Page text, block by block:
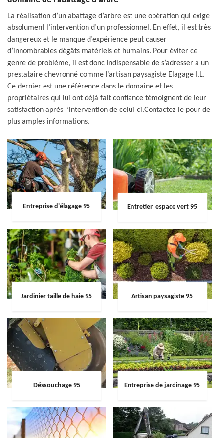
La réalisation d’un abattage d’arbre est une opération qui exige
absolument l’intervention d’un professionnel. En effet, il est très
dangereux et le manque d’expérience peut causer
d’innombrables dégâts matériels et humains. Pour éviter ce
genre de problème, il est donc indispensable de s’adresser à un
prestataire chevronné comme l’artisan paysagiste Elagage I.L.
Ce dernier est une référence dans le domaine et les
propriétaires qui lui ont déjà fait confiance témoignent de leur
satisfaction après l’intervention de celui-ci.Contactez-le pour de
plus amples informations.
Entreprise d'élagage 95 Entretien espace vert 95
Jardinier taille de haie 95 Artisan paysagiste 95
Déssouchage 95 Entreprise de jardinage 95